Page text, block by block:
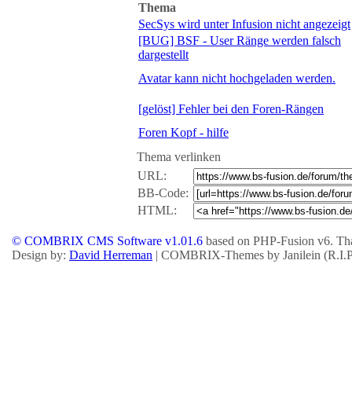
Thema
SecSys wird unter Infusion nicht angezeigt
[BUG] BSF - User Ränge werden falsch
dargestellt
Avatar kann nicht hochgeladen werden.
[gelöst] Fehler bei den Foren-Rängen
Foren Kopf - hilfe
Thema verlinken
URL:
BB-Code:
HTML:
© COMBRIX CMS Software v1.01.6 based on PHP-Fusion v6.
Design by: David Herreman | COMBRIX-Themes by Janilein